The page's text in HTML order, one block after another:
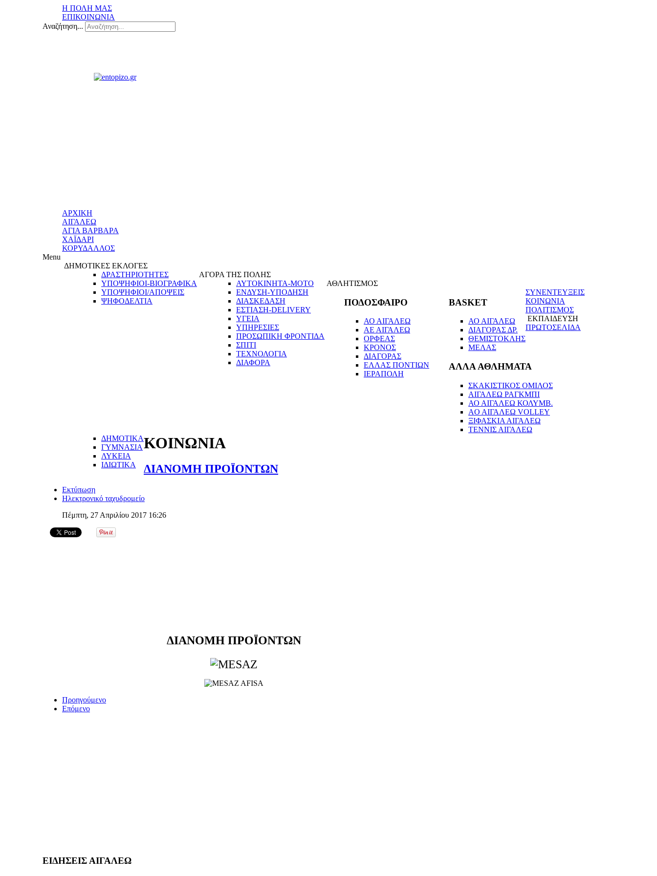
Η ΠΟΛΗ ΜΑΣ
ΕΠΙΚΟΙΝΩΝΙΑ
Αναζήτηση...
ΑΡΧΙΚΗ
ΑΙΓΑΛΕΩ
ΑΓΙΑ ΒΑΡΒΑΡΑ
ΧΑΪΔΑΡΙ
ΚΟΡΥΔΑΛΛΟΣ
Menu
ΔΗΜΟΤΙΚΕΣ ΕΚΛΟΓΕΣ
ΔΡΑΣΤΗΡΙΟΤΗΤΕΣ
ΥΠΟΨΗΦΙΟΙ-ΒΙΟΓΡΑΦΙΚΑ
ΥΠΟΨΗΦΙΟΙ/ΑΠΟΨΕΙΣ
ΨΗΦΟΔΕΛΤΙΑ
ΑΓΟΡΑ ΤΗΣ ΠΟΛΗΣ
ΑΥΤΟΚΙΝΗΤΑ-ΜΟΤΟ
ΕΝΔΥΣΗ-ΥΠΟΔΗΣΗ
ΔΙΑΣΚΕΔΑΣΗ
ΕΣΤΙΑΣΗ-DELIVERY
ΥΓΕΙΑ
ΥΠΗΡΕΣΙΕΣ
ΠΡΟΣΩΠΙΚΗ ΦΡΟΝΤΙΔΑ
ΣΠΙΤΙ
ΤΕΧΝΟΛΟΓΙΑ
ΔΙΑΦΟΡΑ
ΑΘΛΗΤΙΣΜΟΣ
ΠΟΔΟΣΦΑΙΡΟ
ΑΟ ΑΙΓΑΛΕΩ
ΑΕ ΑΙΓΑΛΕΩ
ΟΡΦΕΑΣ
ΚΡΟΝΟΣ
ΔΙΑΓΟΡΑΣ
ΕΛΛΑΣ ΠΟΝΤΙΩΝ
ΙΕΡΑΠΟΛΗ
BASKET
ΑΟ ΑΙΓΑΛΕΩ
ΔΙΑΓΟΡΑΣ ΔΡ.
ΘΕΜΙΣΤΟΚΛΗΣ
ΜΕΛΑΣ
ΑΛΛΑ ΑΘΛΗΜΑΤΑ
ΣΚΑΚΙΣΤΙΚΟΣ ΟΜΙΛΟΣ
ΑΙΓΑΛΕΩ ΡΑΓΚΜΠΙ
ΑΟ ΑΙΓΑΛΕΩ ΚΟΛΥΜΒ.
AO AIΓΑΛΕΩ VOLLEY
ΞΙΦΑΣΚΙΑ ΑΙΓΑΛΕΩ
ΤΕΝΝΙΣ ΑΙΓΑΛΕΩ
ΣΥΝΕΝΤΕΥΞΕΙΣ
ΚΟΙΝΩΝΙΑ
ΠΟΛΙΤΙΣΜΟΣ
ΕΚΠΑΙΔΕΥΣΗ
ΔΗΜΟΤΙΚΑ
ΓΥΜΝΑΣΙΑ
ΛΥΚΕΙΑ
ΙΔΙΩΤΙΚΑ
ΠΡΩΤΟΣΕΛΙΔΑ
ΚΟΙΝΩΝΙΑ
ΔΙΑΝΟΜΗ ΠΡΟΪΟΝΤΩΝ
Εκτύπωση
Ηλεκτρονικό ταχυδρομείο
Πέμπτη, 27 Απριλίου 2017 16:26
ΔΙΑΝΟΜΗ ΠΡΟΪΟΝΤΩΝ
Προηγούμενο
Επόμενο
ΕΙΔΗΣΕΙΣ ΑΙΓΑΛΕΩ